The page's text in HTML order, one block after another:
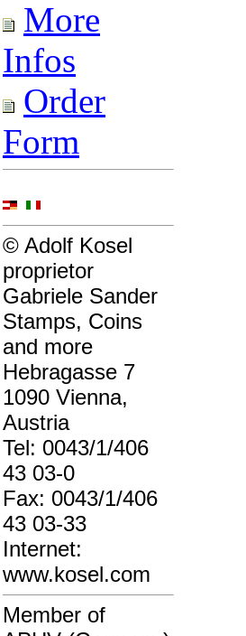
More
Infos
Order
Form
© Adolf Kosel
proprietor
Gabriele Sander
Stamps, Coins
and more
Hebragasse 7
1090 Vienna,
Austria
Tel: 0043/1/406
43 03-0
Fax: 0043/1/406
43 03-33
Internet:
www.kosel.com
Member of